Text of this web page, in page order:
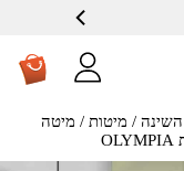
/ מיטות / מיטה